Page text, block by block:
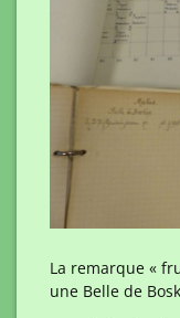
La remarque «
une Belle de